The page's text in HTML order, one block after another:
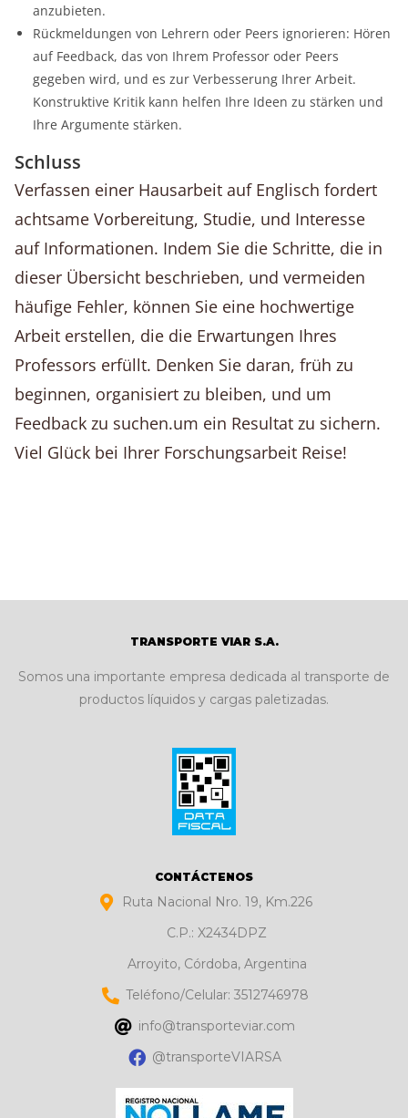
anzubieten.
Rückmeldungen von Lehrern oder Peers ignorieren: Hören
auf Feedback, das von Ihrem Professor oder Peers
gegeben wird, und es zur Verbesserung Ihrer Arbeit.
Konstruktive Kritik kann helfen Ihre Ideen zu stärken und
Ihre Argumente stärken.
Schluss
Verfassen einer Hausarbeit auf Englisch fordert
achtsame Vorbereitung, Studie, und Interesse
auf Informationen. Indem Sie die Schritte, die in
dieser Übersicht beschrieben, und vermeiden
häufige Fehler, können Sie eine hochwertige
Arbeit erstellen, die die Erwartungen Ihres
Professors erfüllt. Denken Sie daran, früh zu
beginnen, organisiert zu bleiben, und um
Feedback zu suchen.um ein Resultat zu sichern.
Viel Glück bei Ihrer Forschungsarbeit Reise!
TRANSPORTE VIAR S.A.
Somos una importante empresa dedicada al transporte de
productos líquidos y cargas paletizadas.
CONTÁCTENOS
Ruta Nacional Nro. 19, Km.226
C.P.: X2434DPZ
Arroyito, Córdoba, Argentina
Teléfono/Celular: 3512746978
info@transporteviar.com
@transporteVIARSA